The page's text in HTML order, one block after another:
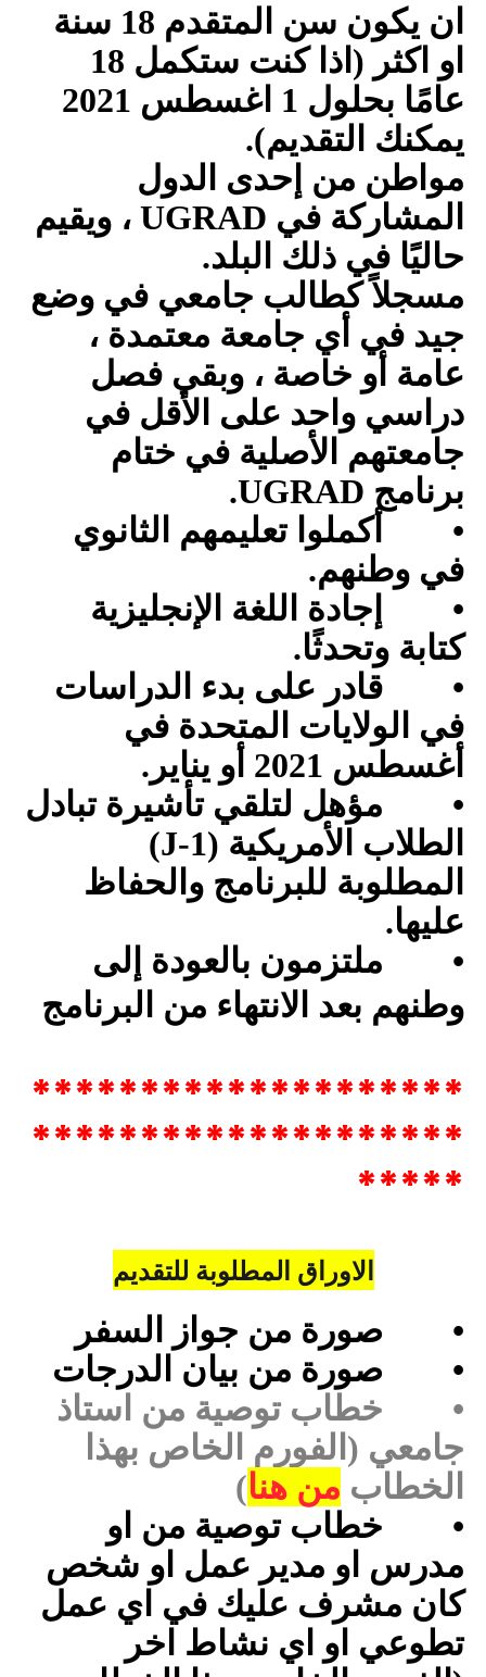
ان يكون سن المتقدم 18 سنة
او اكثر (اذا كنت ستكمل 18
عامًا بحلول 1 اغسطس 2021
يمكنك التقديم).
مواطن من إحدى الدول
المشاركة في UGRAD ، ويقيم
حاليًا في ذلك البلد.
مسجلاً كطالب جامعي في وضع
جيد في أي جامعة معتمدة ،
عامة أو خاصة ، وبقي فصل
دراسي واحد على الأقل في
جامعتهم الأصلية في ختام
برنامج UGRAD
.
•
أكملوا تعليمهم الثانوي
في وطنهم.
•
إجادة اللغة الإنجليزية
كتابة وتحدثًا.
•
قادر على بدء الدراسات
في الولايات المتحدة في
أغسطس 2021 أو يناير.
•
مؤهل لتلقي تأشيرة تبادل
الطلاب الأمريكية (J-1
)
المطلوبة للبرنامج والحفاظ
عليها.
•
ملتزمون بالعودة إلى
وطنهم بعد الانتهاء من البرنامج
********************
********************
*****
الاوراق المطلوبة للتقديم
•
صورة من جواز السفر
•
صورة من بيان الدرجات
•
خطاب توصية من استاذ
جامعي (الفورم الخاص بهذا
الخطاب من هنا)
•
خطاب توصية من او
مدرس او مدير عمل او شخص
كان مشرف عليك في اي عمل
تطوعي او اي نشاط اخر